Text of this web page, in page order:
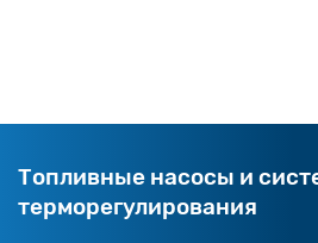
Топливные насосы и
терморегулирования